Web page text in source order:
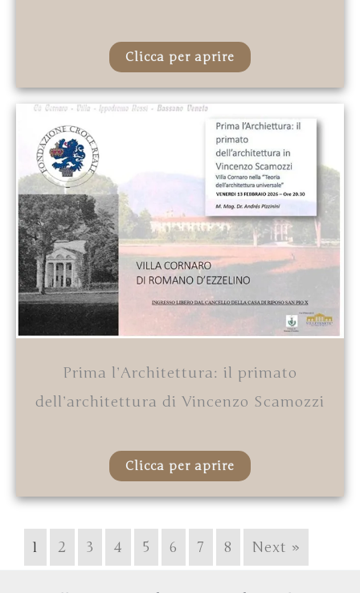
Clicca per aprire
Prima l’Architettura: il primato
dell’architettura di Vincenzo Scamozzi
Clicca per aprire
1 2 3 4 5 6 7 8 Next »